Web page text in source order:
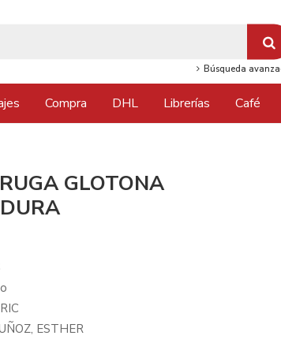
Búsqueda
Compra DHL Librerías Café
GLOTONA
ESTHER